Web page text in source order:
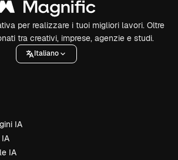
per realizzare i tuoi migliori lavori. Oltre
tra creativi, imprese, agenzie e studi.
Italiano
IA
IA